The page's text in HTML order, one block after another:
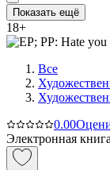
Показать ещё
18+
Все
0.00
Электронная книга